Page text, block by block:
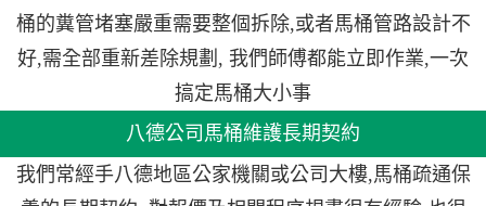
桶的糞管堵塞嚴重需要整個拆除,或者馬桶管路設計不
好,需全部重新差除規劃, 我們師傅都能立即作業,一次
搞定馬桶大小事
八德公司馬桶維護長期契約
我們常經手八德地區公家機關或公司大樓,馬桶疏通保